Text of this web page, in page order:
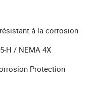
à la corrosion
H / NEMA 4X
Protection